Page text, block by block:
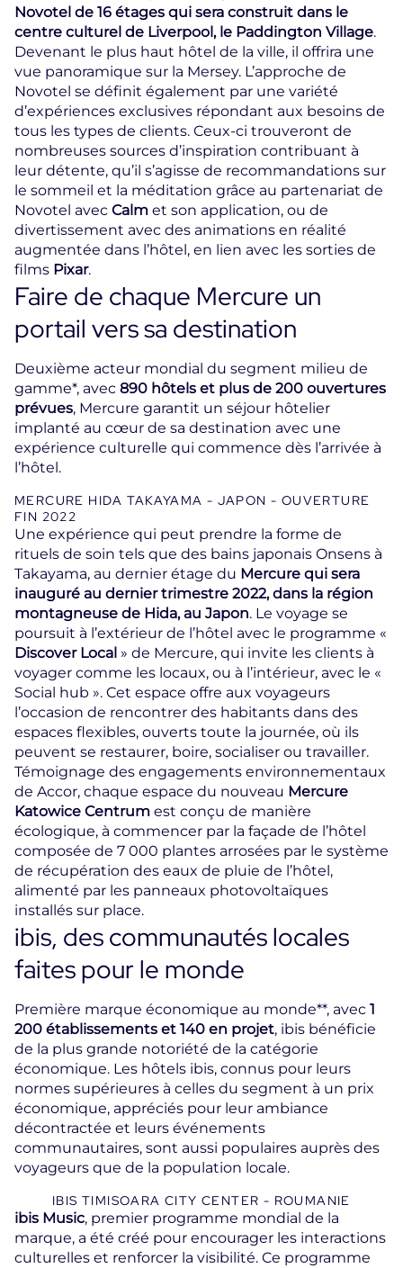
Novotel de 16 étages qui sera construit dans le
centre culturel de Liverpool, le Paddington Village.
Devenant le plus haut hôtel de la ville, il offrira une
vue panoramique sur la Mersey. L’approche de
Novotel se définit également par une variété
d’expériences exclusives répondant aux besoins de
tous les types de clients. Ceux-ci trouveront de
nombreuses sources d’inspiration contribuant à
leur détente, qu’il s’agisse de recommandations sur
le sommeil et la méditation grâce au partenariat de
Novotel avec Calm et son application, ou de
divertissement avec des animations en réalité
augmentée dans l’hôtel, en lien avec les sorties de
films Pixar.
Faire de chaque Mercure un
portail vers sa destination
Deuxième acteur mondial du segment milieu de
gamme*, avec 890 hôtels et plus de 200 ouvertures
prévues, Mercure garantit un séjour hôtelier
implanté au cœur de sa destination avec une
expérience culturelle qui commence dès l’arrivée à
l’hôtel.
MERCURE HIDA TAKAYAMA - JAPON - OUVERTURE
FIN 2022
Une expérience qui peut prendre la forme de
rituels de soin tels que des bains japonais Onsens à
Takayama, au dernier étage du Mercure qui sera
inauguré au dernier trimestre 2022, dans la région
montagneuse de Hida, au Japon. Le voyage se
poursuit à l’extérieur de l’hôtel avec le programme «
Discover Local » de Mercure, qui invite les clients à
voyager comme les locaux, ou à l’intérieur, avec le «
Social hub ». Cet espace offre aux voyageurs
l’occasion de rencontrer des habitants dans des
espaces flexibles, ouverts toute la journée, où ils
peuvent se restaurer, boire, socialiser ou travailler.
Témoignage des engagements environnementaux
de Accor, chaque espace du nouveau Mercure
Katowice Centrum est conçu de manière
écologique, à commencer par la façade de l’hôtel
composée de 7 000 plantes arrosées par le système
de récupération des eaux de pluie de l’hôtel,
alimenté par les panneaux photovoltaïques
installés sur place.
ibis, des communautés locales
faites pour le monde
Première marque économique au monde**, avec 1
200 établissements et 140 en projet, ibis bénéficie
de la plus grande notoriété de la catégorie
économique. Les hôtels ibis, connus pour leurs
normes supérieures à celles du segment à un prix
économique, appréciés pour leur ambiance
décontractée et leurs événements
communautaires, sont aussi populaires auprès des
voyageurs que de la population locale.
IBIS TIMISOARA CITY CENTER - ROUMANIE
ibis Music, premier programme mondial de la
marque, a été créé pour encourager les interactions
culturelles et renforcer la visibilité. Ce programme